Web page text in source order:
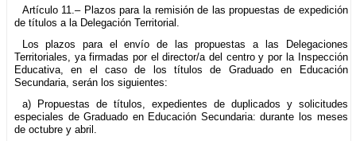
Artículo 11.– Plazos para la remisión de las propuestas de expedición
de títulos a la Delegación Territorial.
Los plazos para el envío de las propuestas a las Delegaciones
Territoriales, ya firmadas por el director/a del centro y por la Inspección
Educativa, en el caso de los títulos de Graduado en Educación
Secundaria, serán los siguientes:
a) Propuestas de títulos, expedientes de duplicados y solicitudes
especiales de Graduado en Educación Secundaria: durante los meses
de octubre y abril.